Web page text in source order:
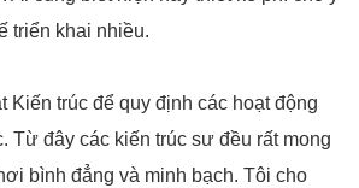
triển khai nhiều.
Kiến trúc để quy định các hoạt động
Từ đây các kiến trúc sư đều rất mong
bình đẳng và minh bạch. Tôi cho